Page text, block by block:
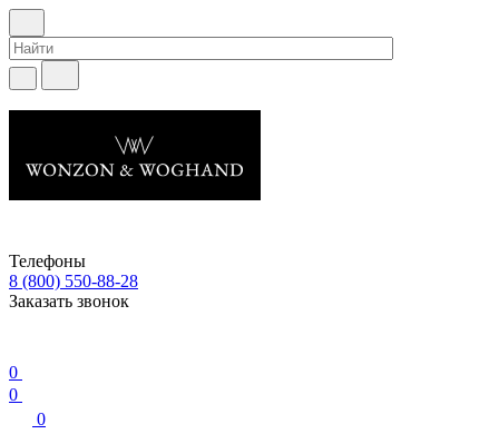
Телефоны
8 (800) 550-88-28
Заказать звонок
0
0
0